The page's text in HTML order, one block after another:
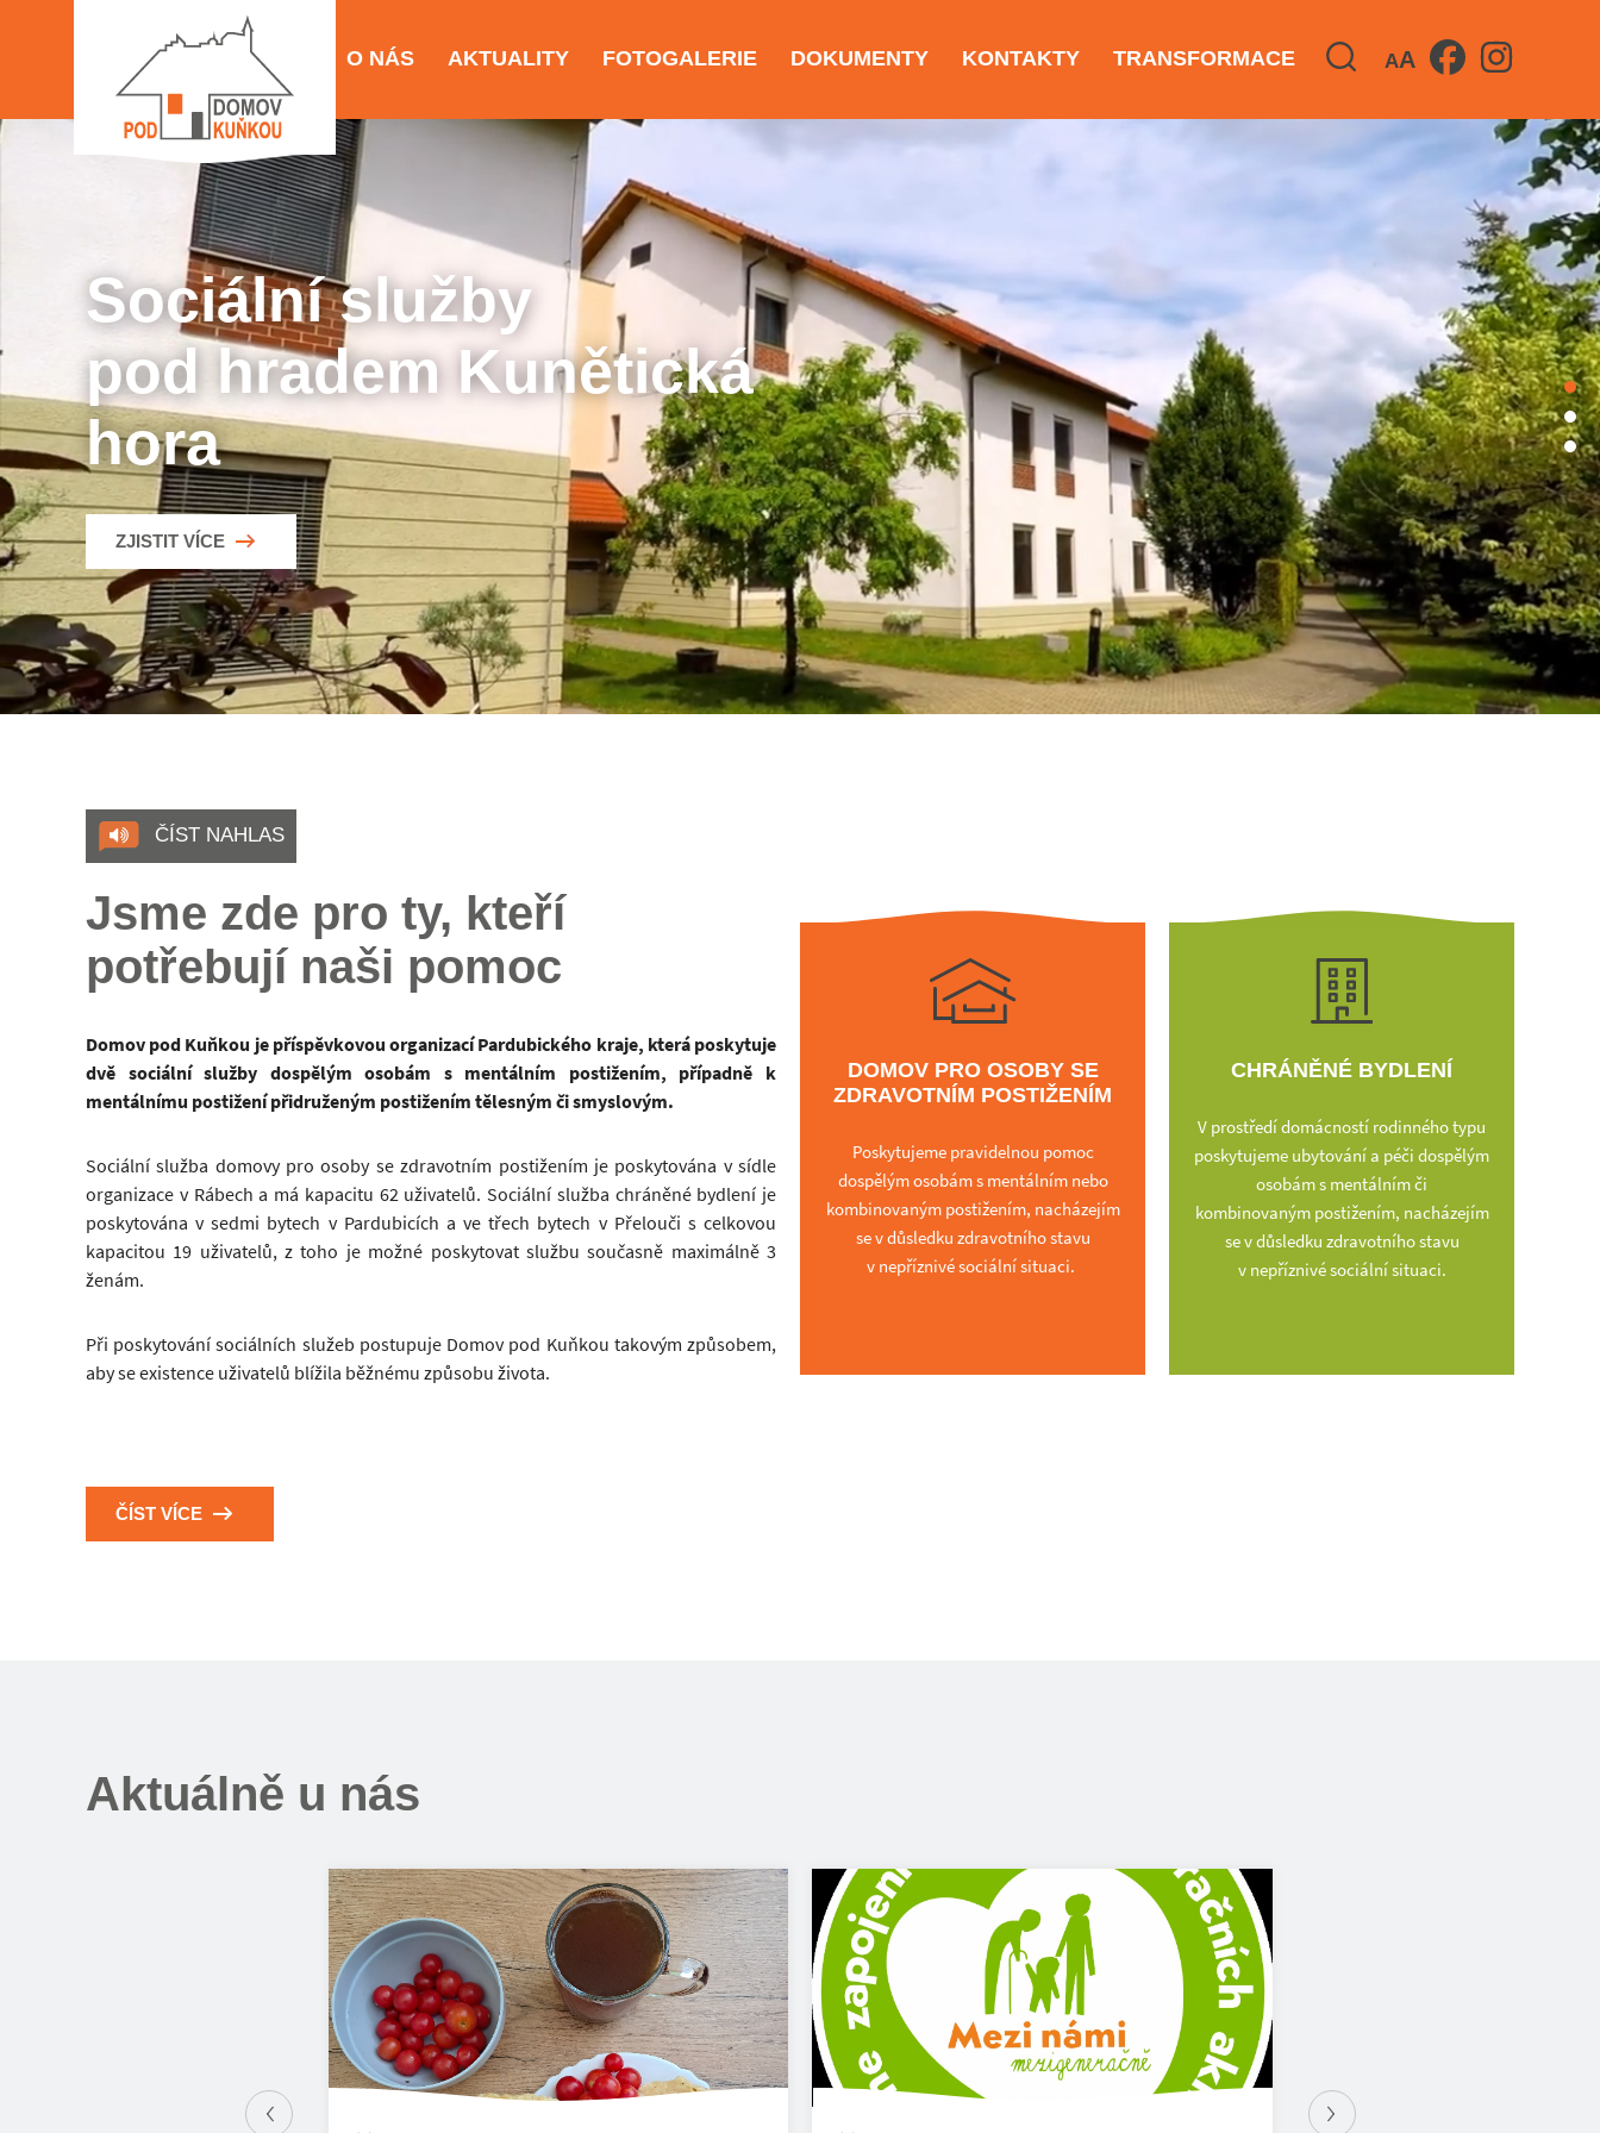
O NÁS AKTUALITY FOTOGALERIE DOKUMENTY KONTAKTY TRANSFORMACE AA
Sociální služby
pod hradem Kunětická
hora
ZJISTIT VÍCE
ČÍST NAHLAS
Jsme zde pro ty, kteří
potřebují naši pomoc
Domov pod Kuňkou je příspěvkovou organizací Pardubického kraje, která poskytuje
dvě sociální služby dospělým osobám s mentálním postižením, případně k
mentálnímu postižení přidruženým postižením tělesným či smyslovým.
Sociální služba domovy pro osoby se zdravotním postižením je poskytována v sídle
organizace v Rábech a má kapacitu 62 uživatelů. Sociální služba chráněné bydlení je
poskytována v sedmi bytech v Pardubicích a ve třech bytech v Přelouči s celkovou
kapacitou 19 uživatelů, z toho je možné poskytovat službu současně maximálně 3
ženám.
Při poskytování sociálních služeb postupuje Domov pod Kuňkou takovým způsobem,
aby se existence uživatelů blížila běžnému způsobu života.
ČÍST VÍCE
DOMOV PRO OSOBY SE
ZDRAVOTNÍM POSTIŽENÍM
Poskytujeme pravidelnou pomoc
dospělým osobám s mentálním nebo
kombinovaným postižením, nacházejím
se v důsledku zdravotního stavu
v nepříznivé sociální situaci.
CHRÁNĚNÉ BYDLENÍ
V prostředí domácností rodinného typu
poskytujeme ubytování a péči dospělým
osobám s mentálním či
kombinovaným postižením, nacházejím
se v důsledku zdravotního stavu
v nepříznivé sociální situaci.
Aktuálně u nás